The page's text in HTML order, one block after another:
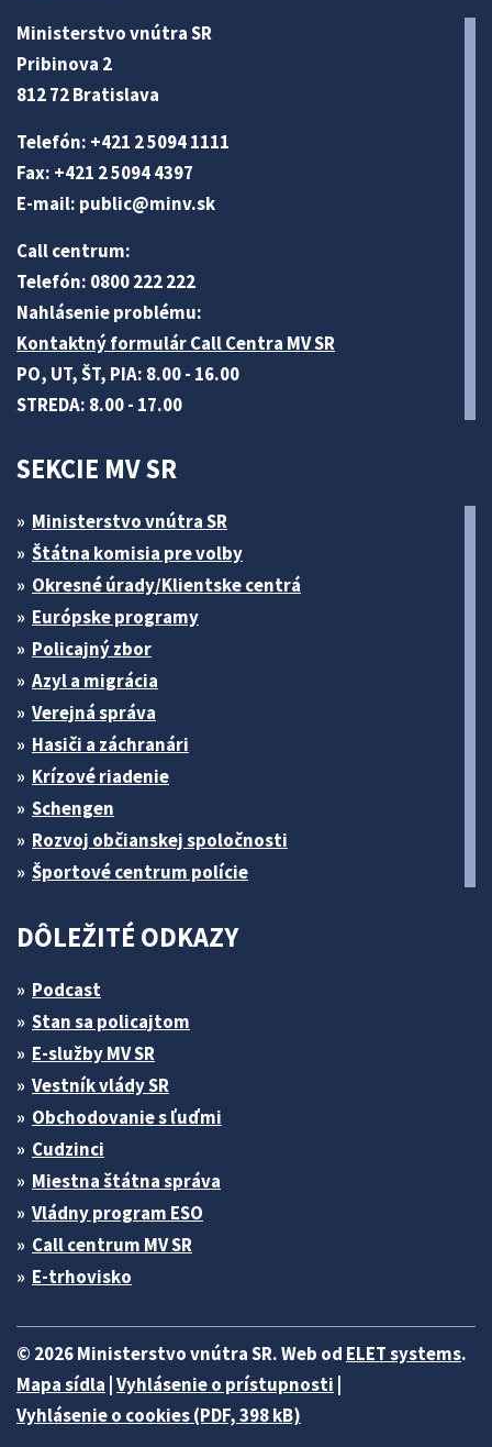
Ministerstvo vnútra SR
Pribinova 2
812 72 Bratislava
Telefón: +421 2 5094 1111
Fax: +421 2 5094 4397
E-mail: public@minv.sk
Call centrum:
Telefón: 0800 222 222
Nahlásenie problému:
Kontaktný formulár Call Centra MV SR
PO, UT, ŠT, PIA: 8.00 - 16.00
STREDA: 8.00 - 17.00
SEKCIE MV SR
Ministerstvo vnútra SR
Štátna komisia pre volby
Okresné úrady/Klientske centrá
Európske programy
Policajný zbor
Azyl a migrácia
Verejná správa
Hasiči a záchranári
Krízové riadenie
Schengen
Rozvoj občianskej spoločnosti
Športové centrum polície
DÔLEŽITÉ ODKAZY
Podcast
Stan sa policajtom
E-služby MV SR
Vestník vlády SR
Obchodovanie s ľuďmi
Cudzinci
Miestna štátna správa
Vládny program ESO
Call centrum MV SR
E-trhovisko
© 2026 Ministerstvo vnútra SR. Web od ELET systems.
Mapa sídla Vyhlásenie o prístupnosti
Vyhlásenie o cookies (PDF, 398 kB)